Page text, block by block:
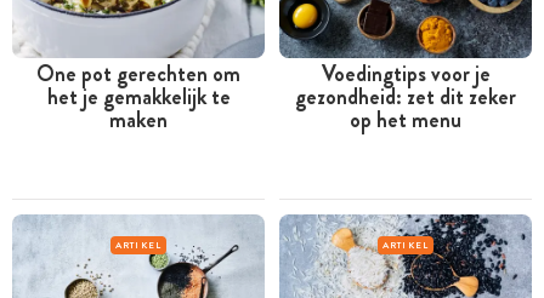
One pot gerechten om
het je gemakkelijk te
maken
Voedingtips voor je
gezondheid: zet dit zeker
op het menu
ARTIKEL ARTIKEL